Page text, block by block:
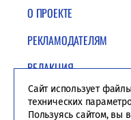
О ПРОЕКТЕ
РЕКЛАМОДАТЕЛЯМ
РЕДАКЦИЯ
ПОЛИТИКА
Сайт использует
технических
Пользуясь сайтом, вы